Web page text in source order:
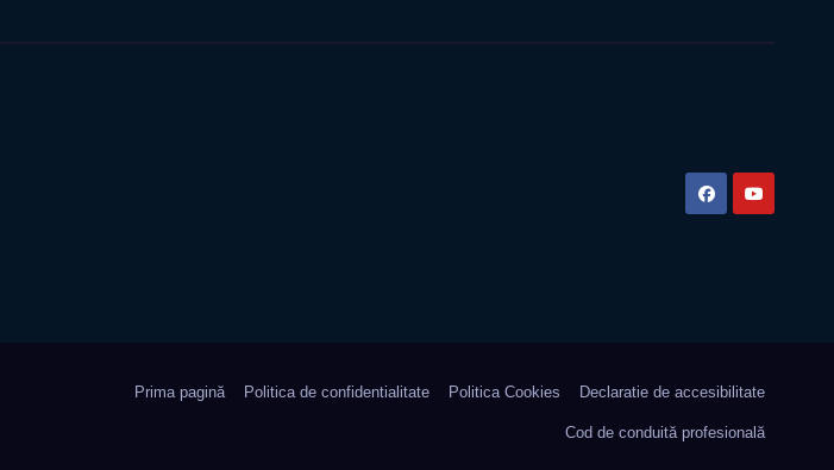
Prima pagină Politica de confidentialitate Politica Cookies Declaratie de accesibilitate
Cod de conduită profesională